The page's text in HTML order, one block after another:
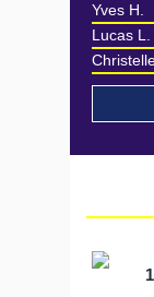
Yves H.
Lucas L.